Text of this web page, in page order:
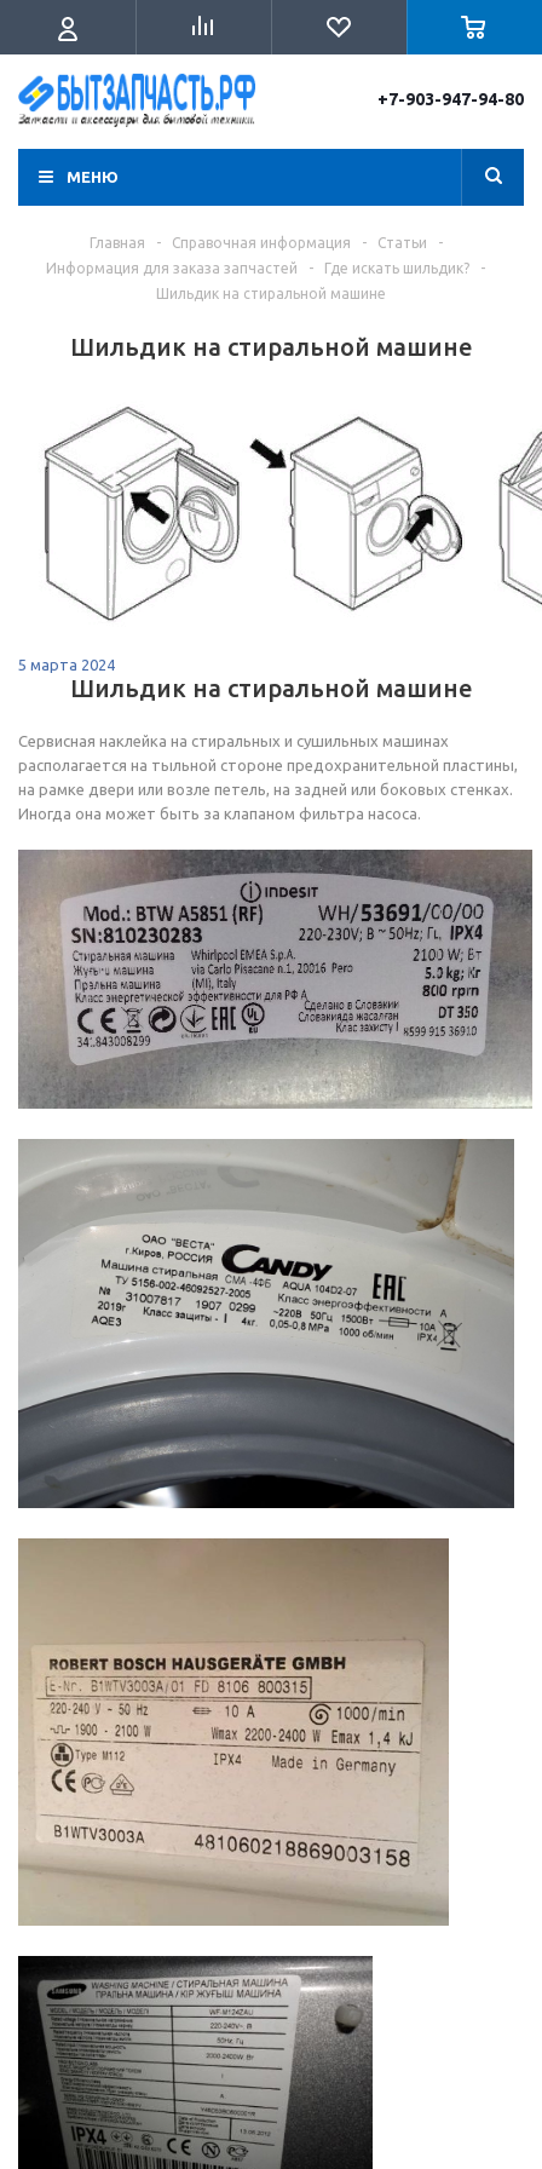
+7-903-947-94-80
МЕНЮ
Главная - Справочная информация - Статьи
-
Информация для заказа запчастей
- Где искать шильдик?
-
Шильдик на стиральной машине
Шильдик на стиральной машине
5 марта 2024
Шильдик на стиральной машине
Сервисная наклейка на стиральных и сушильных машинах
располагается на тыльной стороне предохранительной пластины,
на рамке двери или возле петель, на задней или боковых стенках.
Иногда она может быть за клапаном фильтра насоса.